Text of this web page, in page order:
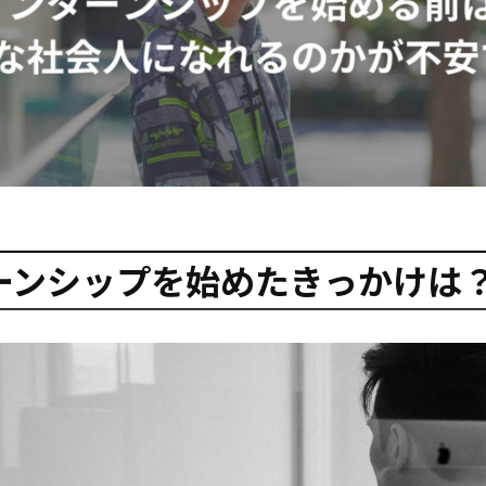
ンシップを始めたきっかけは